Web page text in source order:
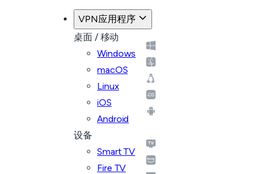
VPN应用程序
桌面 / 移动
Windows
macOS
Linux
iOS
Android
设备
Smart TV
Fire TV